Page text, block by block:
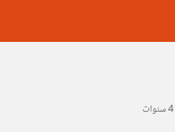
4 سنوات